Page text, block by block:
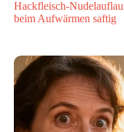
Hackfleisch-
beim Aufwärmen saftig